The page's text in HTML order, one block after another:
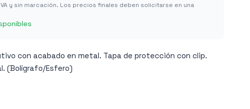
y sin marcación. Los precios finales deben solicitarse en una
con acabado en metal. Tapa de protección con clip.
(Bolígrafo/Esfero)